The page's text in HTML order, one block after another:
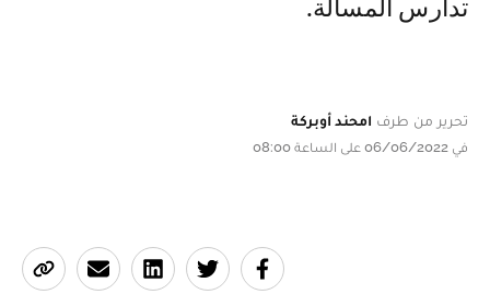
تدارس المسألة.
تحرير من طرف امحند أوبركة
في 06/06/2022 على الساعة 08:00